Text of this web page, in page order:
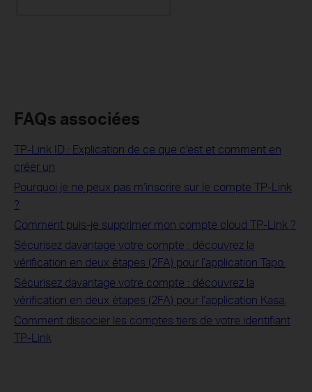
FAQs associées
TP-Link ID : Explication de ce que c'est et comment en
créer un
Pourquoi je ne peux pas m’inscrire sur le compte TP-Link
?
Comment puis-je supprimer mon compte cloud TP-Link ?
Sécurisez davantage votre compte : découvrez la
vérification en deux étapes (2FA) pour l’application Tapo.
Sécurisez davantage votre compte : découvrez la
vérification en deux étapes (2FA) pour l’application Kasa.
Comment dissocier les comptes tiers de votre identifiant
TP-Link